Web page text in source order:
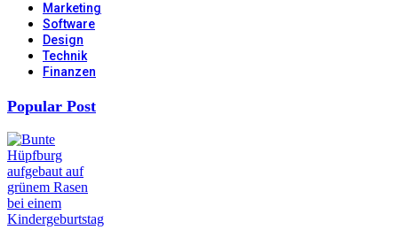
Marketing
Software
Design
Technik
Finanzen
Popular Post